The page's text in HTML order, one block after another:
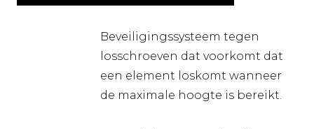
Beveiligingssysteem tegen
losschroeven dat voorkomt dat
een element loskomt wanneer
de maximale hoogte is bereikt.